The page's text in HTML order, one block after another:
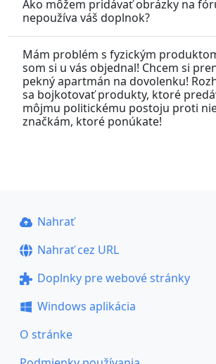
Ako môžem pridávať obrázky na
nepoužíva váš doplnok?
Mám problém s fyzickým
som si u vás objednal! Chcem si
pekný apartmán na dovolenku!
sa bojkotovať produkty, ktoré
môjmu politickému postoju proti
značkám, ktoré ponúkate!
Nahrať
Nahrať cez URL
Doplnky pre webové stránky
Windows aplikácia
O stránke